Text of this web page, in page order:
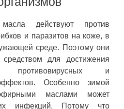
действуют против
и паразитов на коже, в
среде. Поэтому они
для достижения
противовирусных и
Особенно зимой
маслами может
инфекций. Потому что